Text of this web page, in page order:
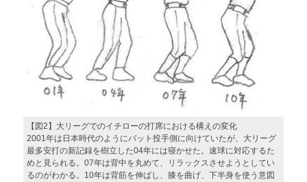
【図2】大リーグでのイチローの打席における構えの変化
2001年は日本時代のようにバット投手側に向けていたが、大リーグ
最多安打の新記録を樹立した04年には寝かせた。速球に対応するた
めと見られる。07年は背中を丸めて、リラックスさせようとしてい
るのがわかる。10年は背筋を伸ばし、膝を曲げ、下半身を使う意図